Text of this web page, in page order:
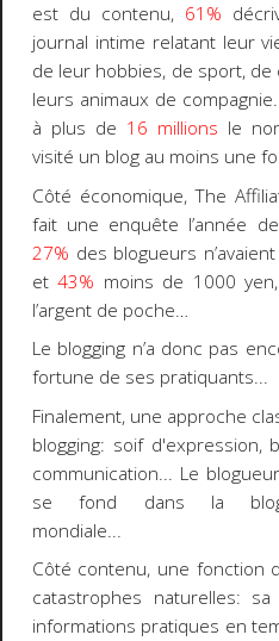
est du contenu, 61%
journal intime relatant leur
de leur hobbies, de sport,
leurs animaux de
à plus de 16 millions le
visité un blog au moins une
Côté économique, The
fait une enquête l’année
27% des blogueurs
et43% moins de 1000
l’argent de poche…
Le blogging n’a donc pas
fortune de ses pratiquants...
Finalement, une approche
blogging: soif d'expression,
communication... Le
se fond dans la
mondiale...
Côté contenu, une fonction
catastrophes naturelles: sa
informations pratiques en